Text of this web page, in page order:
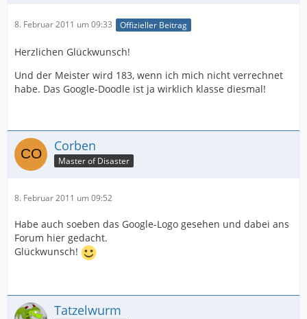
8. Februar 2011 um 09:33 Offizieller Beitrag
Herzlichen Glückwunsch!
Und der Meister wird 183, wenn ich mich nicht verrechnet
habe. Das Google-Doodle ist ja wirklich klasse diesmal!
Corben
Master of Disaster
8. Februar 2011 um 09:52
Habe auch soeben das Google-Logo gesehen und dabei ans
Forum hier gedacht.
Glückwunsch!
Tatzelwurm